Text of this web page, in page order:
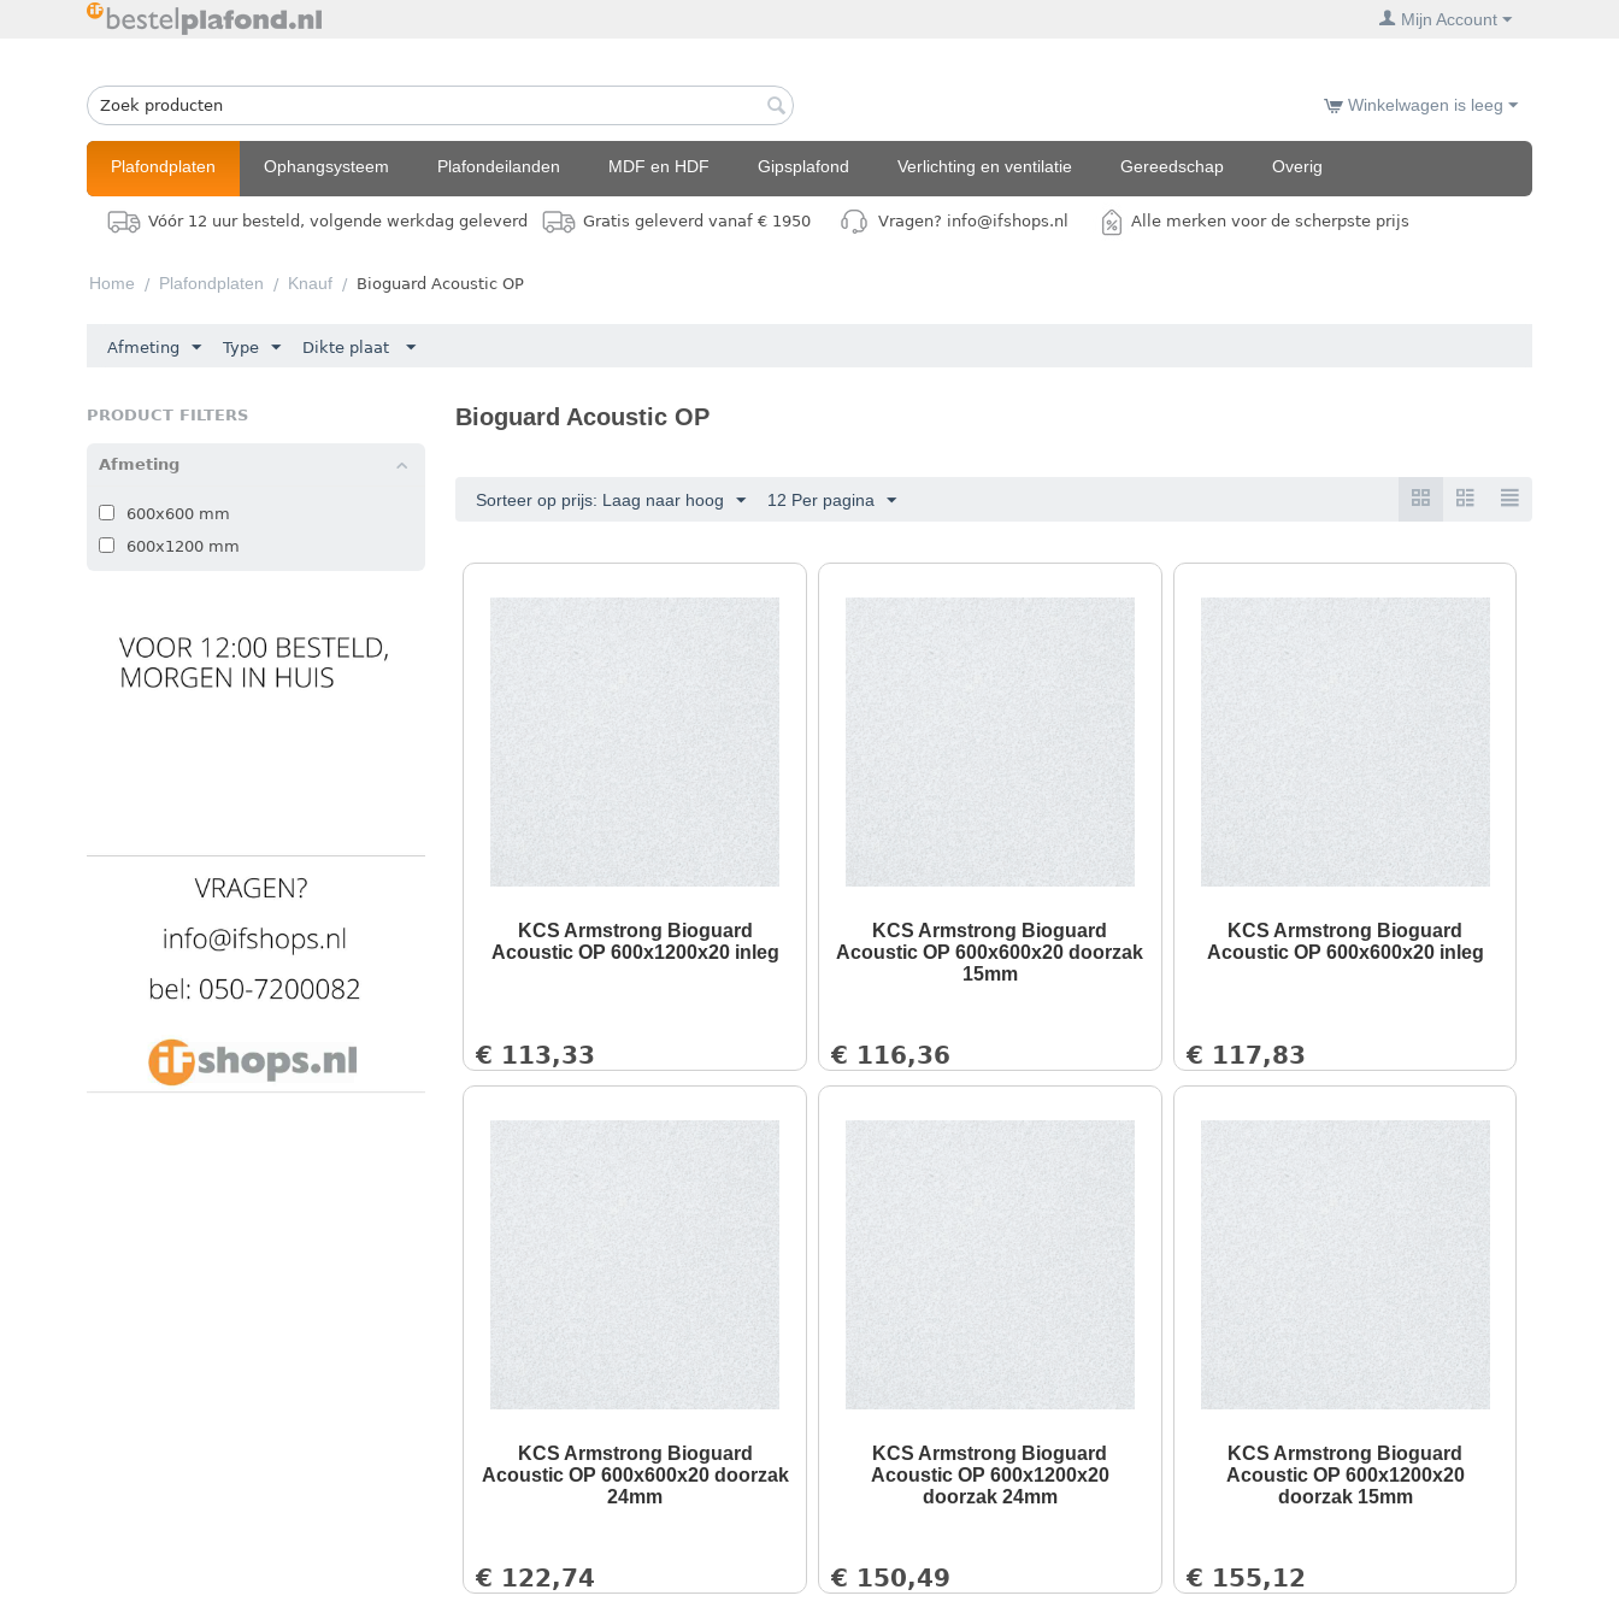
Mijn Account
Winkelwagen is leeg
Plafondplaten Ophangsysteem Plafondeilanden MDF en HDF Gipsplafond Verlichting en ventilatie Gereedschap Overig
Vóór 12 uur besteld, volgende werkdag geleverd Gratis geleverd vanaf € 1950 Vragen? info@ifshops.nl Alle merken voor de scherpste prijs
Home / Plafondplaten / Knauf / Bioguard Acoustic OP
Afmeting Type Dikte plaat
PRODUCT FILTERS
Afmeting
600x600 mm
600x1200 mm
Bioguard Acoustic OP
Sorteer op prijs: Laag naar hoog 12 Per pagina
KCS Armstrong Bioguard
Acoustic OP 600x1200x20 inleg
€ 113,33
KCS Armstrong Bioguard
Acoustic OP 600x600x20 doorzak
15mm
€ 116,36
KCS Armstrong Bioguard
Acoustic OP 600x600x20 inleg
€ 117,83
KCS Armstrong Bioguard
Acoustic OP 600x600x20 doorzak
24mm
€ 122,74
KCS Armstrong Bioguard
Acoustic OP 600x1200x20
doorzak 24mm
€ 150,49
KCS Armstrong Bioguard
Acoustic OP 600x1200x20
doorzak 15mm
€ 155,12